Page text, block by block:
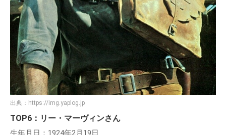
出典： https://img.yaplog.jp
TOP6：リー・マーヴィンさん
生年月日：1924年2月19日